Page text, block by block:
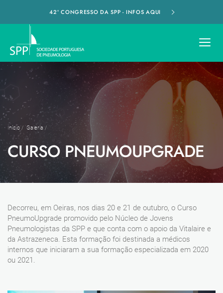
42º CONGRESSO DA SPP - INFOS AQUI
Início / Galeria /
CURSO PNEUMOUPGRADE
Decorreu, em Oeiras, nos dias 20 e 21 de outubro, o Curso
PneumoUpgrade promovido pelo Núcleo de Jovens
Pneumologistas da SPP e que conta com o apoio da Vitalaire e
da Astrazeneca. Esta formação foi destinada a médicos
internos que iniciaram a sua formação especializada em 2020
ou 2021.